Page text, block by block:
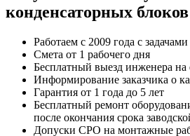
конденсаторных
Работаем с 2009 года с
Смета от 1 рабочего дня
Бесплатный выезд инженера на
Информирование заказчика о
Гарантия от 1 года до 5 лет
Бесплатный ремонт
после окончания срока
Допуски СРО на монтажные